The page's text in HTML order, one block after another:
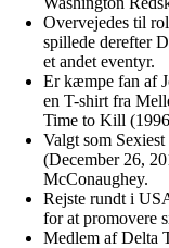
Overvejedes til
spillede derefter
et andet eventyr.
Er kæmpe fan af
en T-shirt fra
Time to Kill
Valgt som
(December 26,
McConaughey.
Rejste rundt i
for at promovere
Medlem af Delta